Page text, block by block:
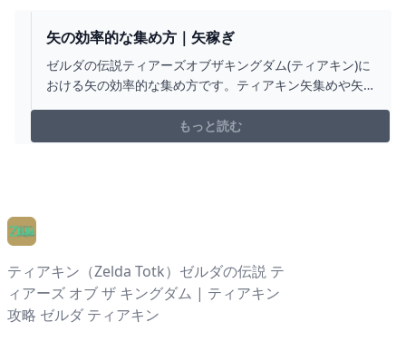
矢の効率的な集め方｜矢稼ぎ
ゼルダの伝説ティアーズオブザキングダム(ティアキン)に
おける矢の効率的な集め方です。ティアキン矢集めや矢
もっと読む
ティアキン（Zelda Totk）ゼルダの伝説 テ
ィアーズ オブ ザ キングダム | ティアキン
攻略 ゼルダ ティアキン